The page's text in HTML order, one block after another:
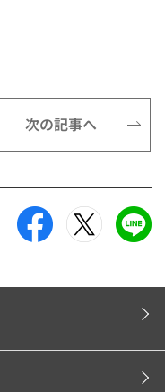
次の記事へ